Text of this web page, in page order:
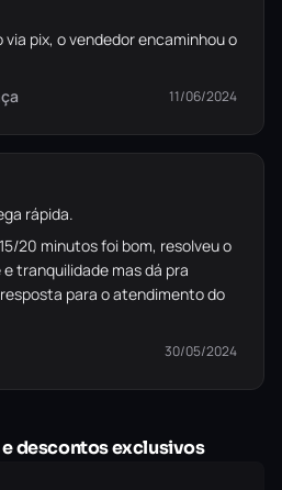
via pix, o vendedor encaminhou o
11/06/2024
rápida.
20 minutos foi bom, resolveu o
tranquilidade mas dá pra
para o atendimento do
30/05/2024
descontos exclusivos